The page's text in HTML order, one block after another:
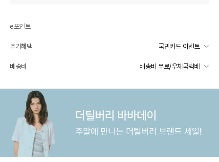
바바캐시 1% 할인
- 0
e포인트
추가혜택 국민카드 이벤트
국민카드 이벤트
카드별 무이자 할부 안내
배송비 배송비 무료/우체국택배
배송 가능 지역
전국